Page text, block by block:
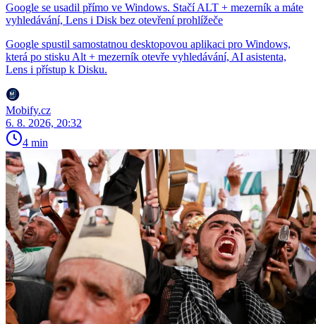
Google se usadil přímo ve Windows. Stačí ALT + mezerník a máte
vyhledávání, Lens i Disk bez otevření prohlížeče
Google spustil samostatnou desktopovou aplikaci pro Windows,
která po stisku Alt + mezerník otevře vyhledávání, AI asistenta,
Lens i přístup k Disku.
Mobify.cz
6. 8. 2026, 20:32
4 min